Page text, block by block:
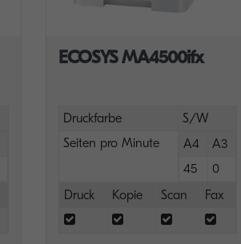
ECOSYS MA4500ifx
Druckfarbe
S/W
Seiten pro Minute
A4
A3
45
0
Druck
Kopie Scan Fax